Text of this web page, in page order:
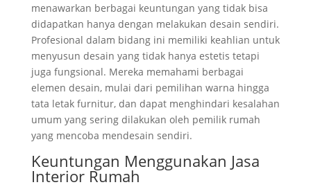
menawarkan berbagai keuntungan yang tidak bisa
didapatkan hanya dengan melakukan desain sendiri.
Profesional dalam bidang ini memiliki keahlian untuk
menyusun desain yang tidak hanya estetis tetapi
juga fungsional. Mereka memahami berbagai
elemen desain, mulai dari pemilihan warna hingga
tata letak furnitur, dan dapat menghindari kesalahan
umum yang sering dilakukan oleh pemilik rumah
yang mencoba mendesain sendiri.
Keuntungan Menggunakan Jasa
Interior Rumah